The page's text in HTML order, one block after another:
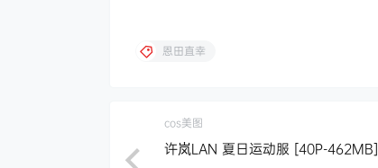
恩田直幸
cos美图
许岚LAN 夏日运动服 [40P-462MB]